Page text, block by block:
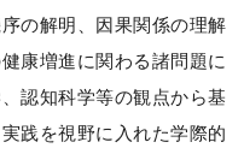
の解明、因果関係の理解
康増進に関わる諸問題に
認知科学等の観点から基
践を視野に入れた学際的